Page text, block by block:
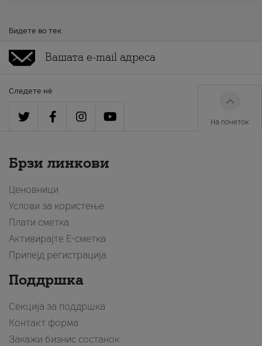
Бидете во тек
Следете нè
На почеток
Брзи линкови
Ценовници
Услови за користење
Плати сметка
Активирајте Е-сметка
Припејд регистрација
Поддршка
Секција за поддршка
Контакт форма
Закажи бизнис состанок